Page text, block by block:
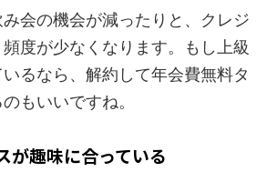
会の機会が減ったりと、クレジ
度が少なくなります。もし上級
るなら、解約して年会費無料タ
もいいですね。
が趣味に合っている